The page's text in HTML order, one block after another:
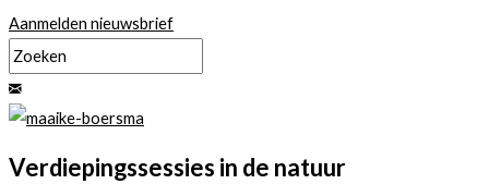
Ga
naar
de
inhoud
Aanmelden nieuwsbrief
Verdiepingssessies in de natuur